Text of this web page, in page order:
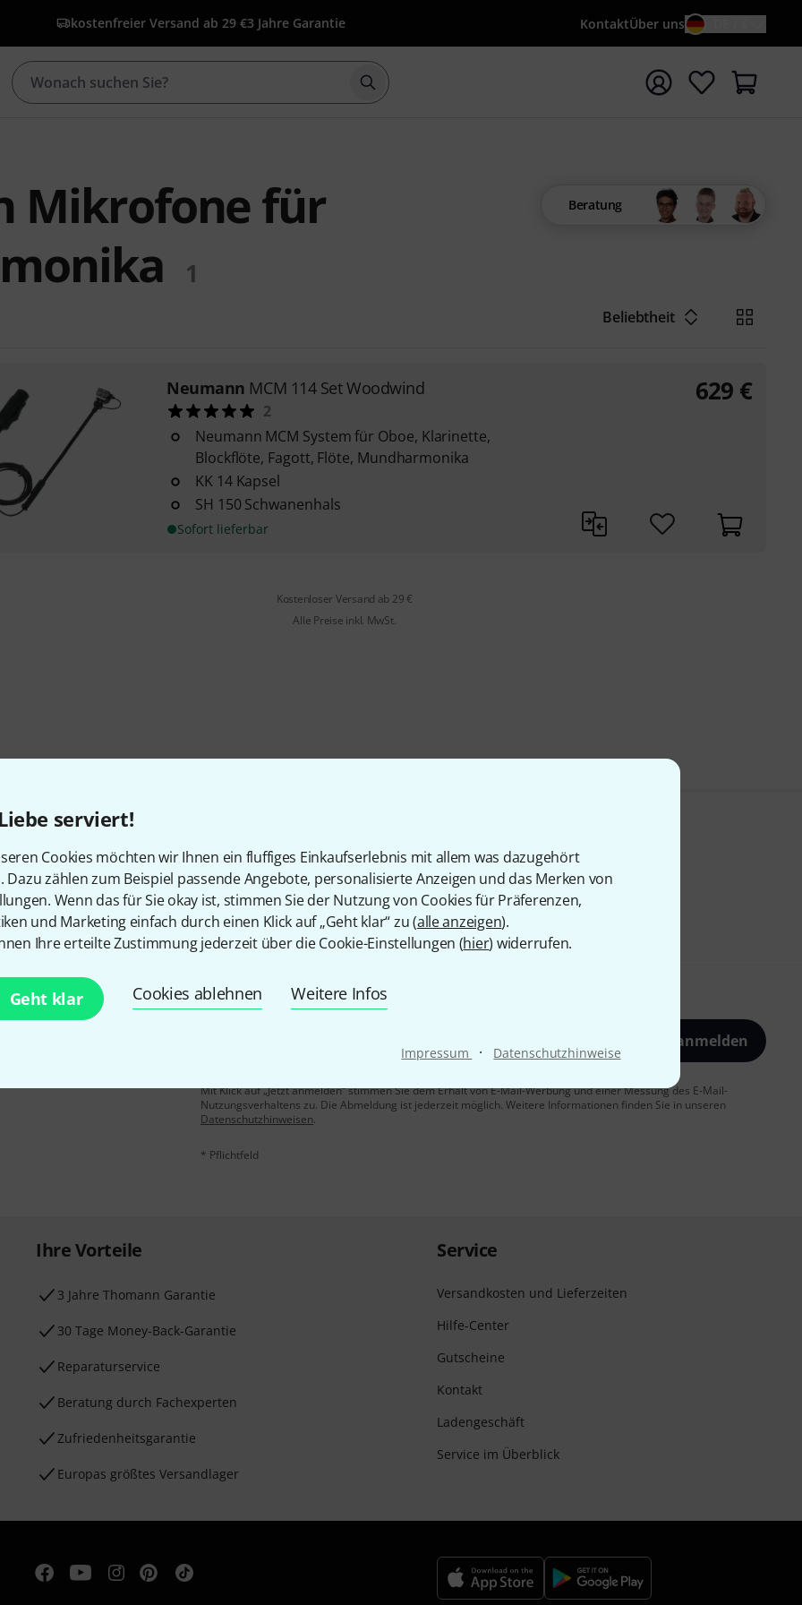
serviert!
Cookies möchten wir Ihnen ein fluffiges Einkaufserlebnis mit allem was dazugehört
Dazu zählen zum Beispiel passende Angebote, personalisierte Anzeigen und das Merken von
Wenn das für Sie okay ist, stimmen Sie der Nutzung von Cookies für Präferenzen,
und Marketing einfach durch einen Klick auf „Geht klar“ zu (alle anzeigen).
Ihre erteilte Zustimmung jederzeit über die Cookie-Einstellungen (hier) widerrufen.
Geht klar Cookies ablehnen Weitere Infos
Impressum · Datenschutzhinweise
kostenfreier Versand ab 29 €3 Jahre Garantie KontaktÜber uns
Suche mit Suchwort {searchTerm} starten
Mikrofone für
1
Beratung
Beliebtheit
Neumann MCM 114 Set Woodwind
2
Neumann MCM System für Oboe, Klarinette,
Blockflöte, Fagott, Flöte, Mundharmonika
KK 14 Kapsel
SH 150 Schwanenhals
Sofort lieferbar
629 €
Kostenloser Versand ab 29 €
Alle Preise inkl. MwSt.
Gefällt Ihnen, was Sie sehen?
Teilen Hilfe & Feedback
mit etwas Glück
Jetzt anmelden
Mit Klick auf „Jetzt anmelden“ stimmen Sie dem Erhalt von E-Mail-Werbung und einer Messung des E-Mail-
Nutzungsverhaltens zu. Die Abmeldung ist jederzeit möglich. Weitere Informationen finden Sie in unseren
Datenschutzhinweisen.
* Pflichtfeld
Ihre Vorteile
3 Jahre Thomann Garantie
30 Tage Money-Back-Garantie
Reparaturservice
Beratung durch Fachexperten
Zufriedenheitsgarantie
Europas größtes Versandlager
Service
Versandkosten und Lieferzeiten
Hilfe-Center
Gutscheine
Kontakt
Ladengeschäft
Service im Überblick